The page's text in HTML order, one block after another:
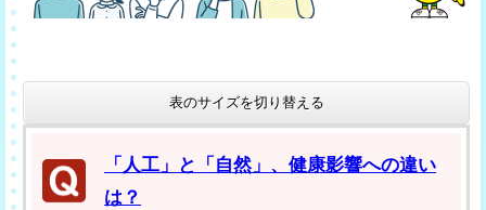
表のサイズを切り替える
「人工」と「自然」、健康影響への違い
は？